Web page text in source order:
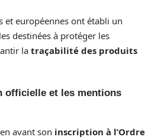
et européennes ont établi un
destinées à protéger les
la traçabilité des produits
officielle et les mentions
avant son inscription à l’Ordre